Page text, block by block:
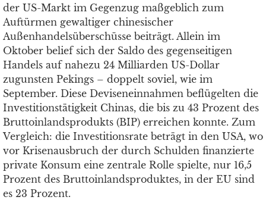
der US-Markt im Gegenzug maßgeblich zum
Auftürmen gewaltiger chinesischer
Außenhandelsüberschüsse beiträgt. Allein im
Oktober belief sich der Saldo des gegenseitigen
Handels auf nahezu 24 Milliarden US-Dollar
zugunsten Pekings – doppelt soviel, wie im
September. Diese Deviseneinnahmen beflügelten die
Investitionstätigkeit Chinas, die bis zu 43 Prozent des
Bruttoinlandsprodukts (BIP) erreichen konnte. Zum
Vergleich: die Investitionsrate beträgt in den USA, wo
vor Krisenausbruch der durch Schulden finanzierte
private Konsum eine zentrale Rolle spielte, nur 16,5
Prozent des Bruttoinlandsproduktes, in der EU sind
es 23 Prozent.